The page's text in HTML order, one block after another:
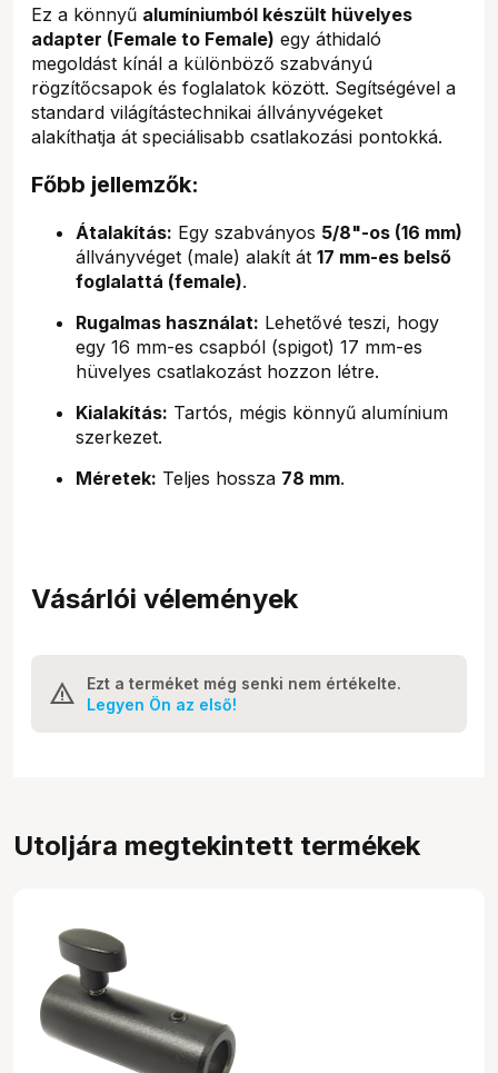
Ez a könnyű alumíniumból készült hüvelyes
adapter (Female to Female) egy áthidaló
megoldást kínál a különböző szabványú
rögzítőcsapok és foglalatok között. Segítségével a
standard világítástechnikai állványvégeket
alakíthatja át speciálisabb csatlakozási pontokká.
Főbb jellemzők:
Átalakítás: Egy szabványos 5/8"-os (16 mm)
állványvéget (male) alakít át 17 mm-es belső
foglalattá (female).
Rugalmas használat: Lehetővé teszi, hogy
egy 16 mm-es csapból (spigot) 17 mm-es
hüvelyes csatlakozást hozzon létre.
Kialakítás: Tartós, mégis könnyű alumínium
szerkezet.
Méretek: Teljes hossza 78 mm.
Vásárlói vélemények
Ezt a terméket még senki nem értékelte.
Legyen Ön az első!
Utoljára megtekintett termékek